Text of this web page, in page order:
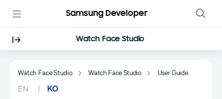
Samsung Developer
Watch Face Studio
Watch Face Studio Watch Face Studio User Guide
EN KO